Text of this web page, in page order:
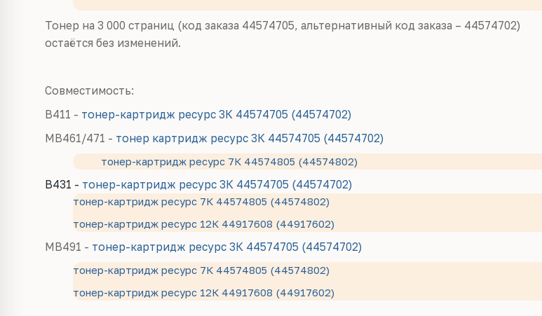
Тонер на 3 000 страниц (код заказа 44574705, альтернативный код заказа – 44574702)
остаётся без изменений.
Совместимость:
B411 - тонер-картридж ресурс 3К 44574705 (44574702)
MB461/471 - тонер картридж ресурс 3К 44574705 (44574702)
тонер-картридж ресурс 7К 44574805 (44574802)
B431 - тонер-картридж ресурс 3К 44574705 (44574702)
тонер-картридж ресурс 7К 44574805 (44574802)
тонер-картридж ресурс 12К 44917608 (44917602)
MB491 - тонер-картридж ресурс 3К 44574705 (44574702)
тонер-картридж ресурс 7К 44574805 (44574802)
тонер-картридж ресурс 12К 44917608 (44917602)